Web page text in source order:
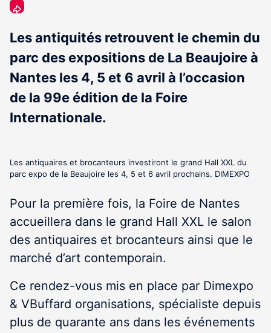
abonnés
Les antiquités retrouvent le chemin du
parc des expositions de La Beaujoire à
Nantes les 4, 5 et 6 avril à l’occasion
de la 99e édition de la Foire
Internationale.
Les antiquaires et brocanteurs investiront le grand Hall XXL du
parc expo de la Beaujoire les 4, 5 et 6 avril prochains. DIMEXPO
Pour la première fois, la Foire de Nantes
accueillera dans le grand Hall XXL le salon
des antiquaires et brocanteurs ainsi que le
marché d’art contemporain.
Ce rendez-vous mis en place par Dimexpo
& VBuffard organisations, spécialiste depuis
plus de quarante ans dans les événements